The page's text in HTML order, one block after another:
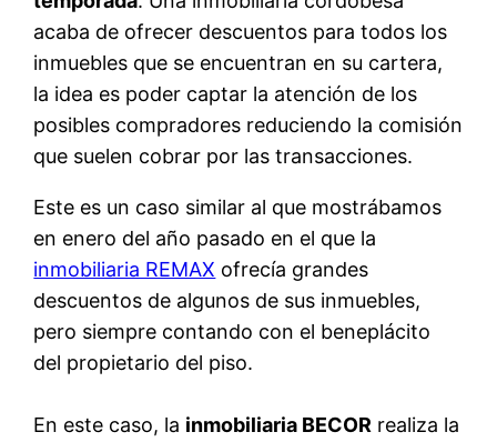
acaba de ofrecer descuentos para todos los
inmuebles que se encuentran en su cartera,
la idea es poder captar la atención de los
posibles compradores reduciendo la comisión
que suelen cobrar por las transacciones.
Este es un caso similar al que mostrábamos
en enero del año pasado en el que la
inmobiliaria REMAX ofrecía grandes
descuentos de algunos de sus inmuebles,
pero siempre contando con el beneplácito
del propietario del piso.
En este caso, la inmobiliaria BECOR realiza la